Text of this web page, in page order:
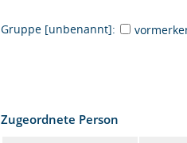
Gruppe [unbenannt]:
Zugeordnete Person